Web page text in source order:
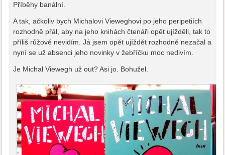
Příběhy banální.
A tak, ačkoliv bych Michalovi Vieweghovi po jeho peripetiích
rozhodně přál, aby na jeho knihách čtenáři opět ujížděli, tak to
příliš růžově nevidím. Já jsem opět ujíždět rozhodně nezačal a
nyní se už absenci jeho novinky v žebříčku moc nedivím.
Je Michal Viewegh už out? Asi jo. Bohužel.